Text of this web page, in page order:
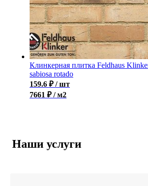
Клинкерная плитка Feldhaus
sabiosa rotado
159.6 ₽ / шт
7661 ₽ / м2
Наши услуги